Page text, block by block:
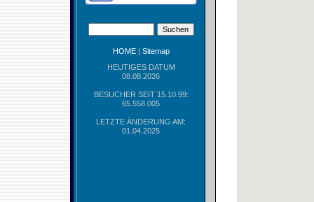
HOME| Sitemap
HEUTIGES DATUM
08.08.2026
BESUCHER SEIT 15.10.99:
65.558.005
LETZTE ÄNDERUNG AM:
01.04.2025